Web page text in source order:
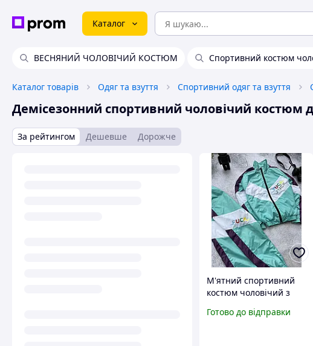
Каталог
ВЕСНЯНИЙ ЧОЛОВІЧИЙ КОСТЮМ Спортивний костюм
Каталог товарів Одяг та взуття Спортивний одяг та взуття
Демісезонний спортивний чоловічий костюм
За рейтингом Дешевше Дорожче
М'ятний спортивний
костюм чоловічий з
Готово до відправки